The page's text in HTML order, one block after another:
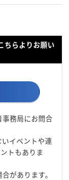
ちらよりお願い
務局にお問合
イベントや連
トもありま
があります。